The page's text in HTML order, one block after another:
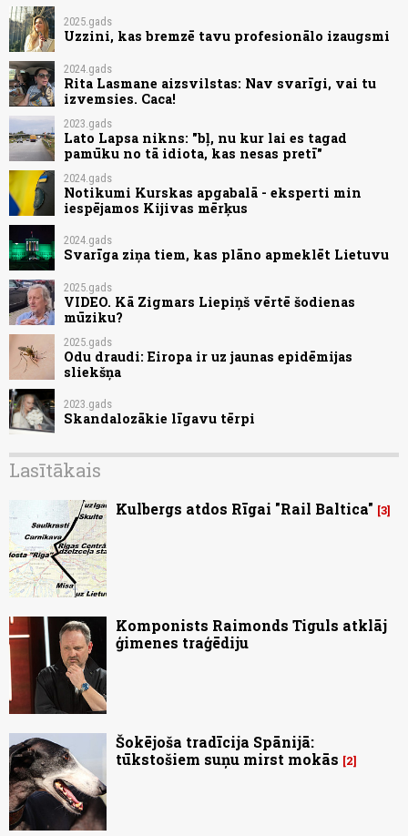
2025.gads
Uzzini, kas bremzē tavu profesionālo izaugsmi
2024.gads
Rita Lasmane aizsvilstas: Nav svarīgi, vai tu
izvemsies. Caca!
2023.gads
Lato Lapsa nikns: "bļ, nu kur lai es tagad
pamūku no tā idiota, kas nesas pretī"
2024.gads
Notikumi Kurskas apgabalā - eksperti min
iespējamos Kijivas mērķus
2024.gads
Svarīga ziņa tiem, kas plāno apmeklēt Lietuvu
2025.gads
VIDEO. Kā Zigmars Liepiņš vērtē šodienas
mūziku?
2025.gads
Odu draudi: Eiropa ir uz jaunas epidēmijas
sliekšņa
2023.gads
Skandalozākie līgavu tērpi
Lasītākais
Kulbergs atdos Rīgai "Rail Baltica" 3
Komponists Raimonds Tiguls atklāj
ģimenes traģēdiju
Šokējoša tradīcija Spānijā:
tūkstošiem suņu mirst mokās
2